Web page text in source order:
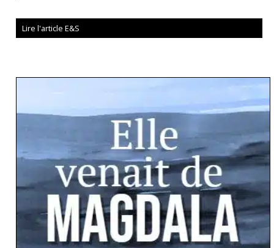
Lire l'article E&S